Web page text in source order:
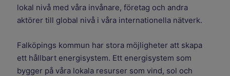
lokal nivå med våra invånare, företag och andra
aktörer till global nivå i våra internationella nätverk.
Falköpings kommun har stora möjligheter att skapa
ett hållbart energisystem. Ett energisystem som
bygger på våra lokala resurser som vind, sol och